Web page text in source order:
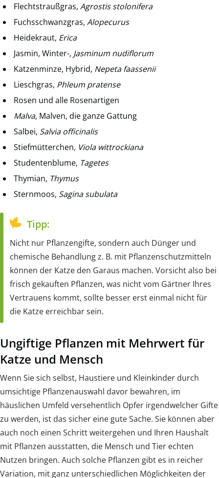
Flechtstraußgras, Agrostis stolonifera
Fuchsschwanzgras, Alopecurus
Heidekraut, Erica
Jasmin, Winter-, Jasminum nudiflorum
Katzenminze, Hybrid, Nepeta faassenii
Lieschgras, Phleum pratense
Rosen und alle Rosenartigen
Malva, Malven, die ganze Gattung
Salbei, Salvia officinalis
Stiefmütterchen, Viola wittrockiana
Studentenblume, Tagetes
Thymian, Thymus
Sternmoos, Sagina subulata
Tipp:
Nicht nur Pflanzengifte, sondern auch Dünger und
chemische Behandlung z. B. mit Pflanzenschutzmitteln
können der Katze den Garaus machen. Vorsicht also bei
frisch gekauften Pflanzen, was nicht vom Gärtner Ihres
Vertrauens kommt, sollte besser erst einmal nicht für
die Katze erreichbar sein.
Ungiftige Pflanzen mit Mehrwert für
Katze und Mensch
Wenn Sie sich selbst, Haustiere und Kleinkinder durch
umsichtige Pflanzenauswahl davor bewahren, im
häuslichen Umfeld versehentlich Opfer irgendwelcher Gifte
zu werden, ist das sicher eine gute Sache. Sie können aber
auch noch einen Schritt weitergehen und Ihren Haushalt
mit Pflanzen ausstatten, die Mensch und Tier echten
Nutzen bringen. Auch solche Pflanzen gibt es in reicher
Variation, mit ganz unterschiedlichen Möglichkeiten der